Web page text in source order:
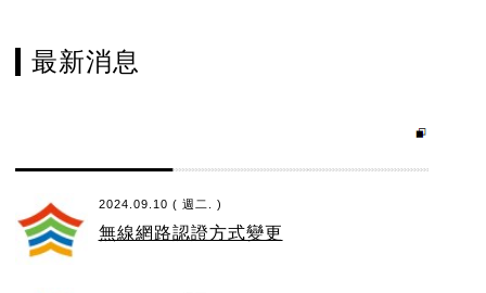
最新消息
2024.09.10 ( 週二. )
無線網路認證方式變更